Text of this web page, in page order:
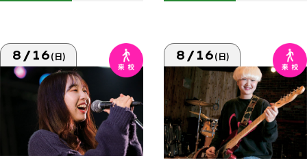
8/16(日) 8/16(日)